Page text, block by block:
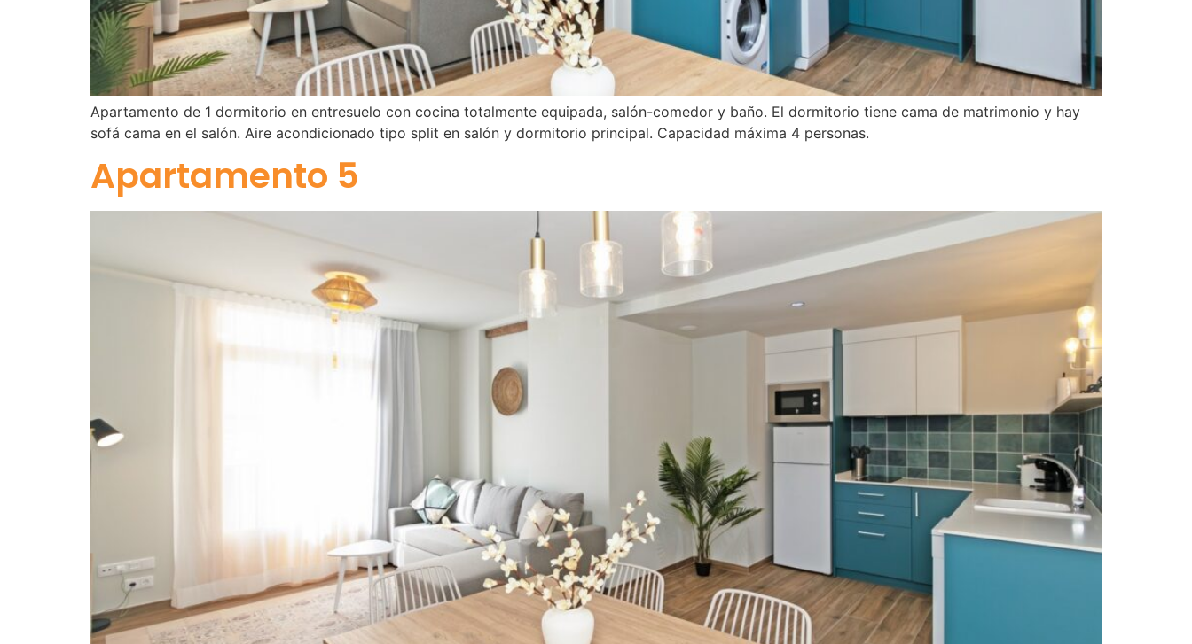
Apartamento de 1 dormitorio en entresuelo con cocina totalmente equipada, salón-comedor y baño. El dormitorio tiene cama de matrimonio y hay
sofá cama en el salón. Aire acondicionado tipo split en salón y dormitorio principal. Capacidad máxima 4 personas.
Apartamento 5